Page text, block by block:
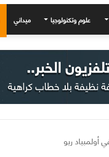
علوم وتكنولوجيا ميداني